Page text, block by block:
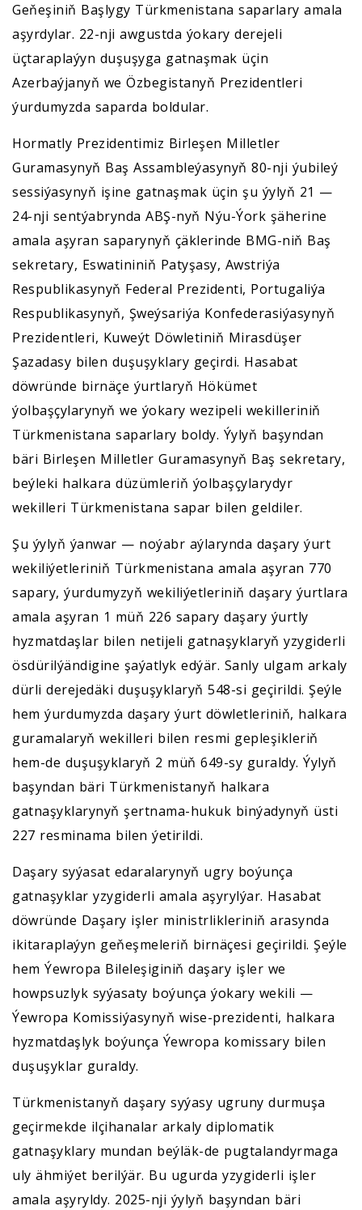
Geňeşiniň Başlygy Türkmenistana saparlary amala
aşyrdylar. 22-nji awgustda ýokary derejeli
üçtaraplaýyn duşuşyga gatnaşmak üçin
Azerbaýjanyň we Özbegistanyň Prezidentleri
ýurdumyzda saparda boldular.
Hormatly Prezidentimiz Birleşen Milletler
Guramasynyň Baş Assambleýasynyň 80-nji ýubileý
sessiýasynyň işine gatnaşmak üçin şu ýylyň 21 —
24-nji sentýabrynda ABŞ-nyň Nýu-Ýork şäherine
amala aşyran saparynyň çäklerinde BMG-niň Baş
sekretary, Eswatininiň Patyşasy, Awstriýa
Respublikasynyň Federal Prezidenti, Portugaliýa
Respublikasynyň, Şweýsariýa Konfederasiýasynyň
Prezidentleri, Kuweýt Döwletiniň Mirasdüşer
Şazadasy bilen duşuşyklary geçirdi. Hasabat
döwründe birnäçe ýurtlaryň Hökümet
ýolbaşçylarynyň we ýokary wezipeli wekilleriniň
Türkmenistana saparlary boldy. Ýylyň başyndan
bäri Birleşen Milletler Guramasynyň Baş sekretary,
beýleki halkara düzümleriň ýolbaşçylarydyr
wekilleri Türkmenistana sapar bilen geldiler.
Şu ýylyň ýanwar — noýabr aýlarynda daşary ýurt
wekiliýetleriniň Türkmenistana amala aşyran 770
sapary, ýurdumyzyň wekiliýetleriniň daşary ýurtlara
amala aşyran 1 müň 226 sapary daşary ýurtly
hyzmatdaşlar bilen netijeli gatnaşyklaryň yzygiderli
ösdürilýändigine şaýatlyk edýär. Sanly ulgam arkaly
dürli derejedäki duşuşyklaryň 548-si geçirildi. Şeýle
hem ýurdumyzda daşary ýurt döwletleriniň, halkara
guramalaryň wekilleri bilen resmi gepleşikleriň
hem-de duşuşyklaryň 2 müň 649-sy guraldy. Ýylyň
başyndan bäri Türkmenistanyň halkara
gatnaşyklarynyň şertnama-hukuk binýadynyň üsti
227 resminama bilen ýetirildi.
Daşary syýasat edaralarynyň ugry boýunça
gatnaşyklar yzygiderli amala aşyrylýar. Hasabat
döwründe Daşary işler ministrlikleriniň arasynda
ikitaraplaýyn geňeşmeleriň birnäçesi geçirildi. Şeýle
hem Ýewropa Bileleşiginiň daşary işler we
howpsuzlyk syýasaty boýunça ýokary wekili —
Ýewropa Komissiýasynyň wise-prezidenti, halkara
hyzmatdaşlyk boýunça Ýewropa komissary bilen
duşuşyklar guraldy.
Türkmenistanyň daşary syýasy ugruny durmuşa
geçirmekde ilçihanalar arkaly diplomatik
gatnaşyklary mundan beýläk-de pugtalandyrmaga
uly ähmiýet berilýär. Bu ugurda yzygiderli işler
amala aşyryldy. 2025-nji ýylyň başyndan bäri